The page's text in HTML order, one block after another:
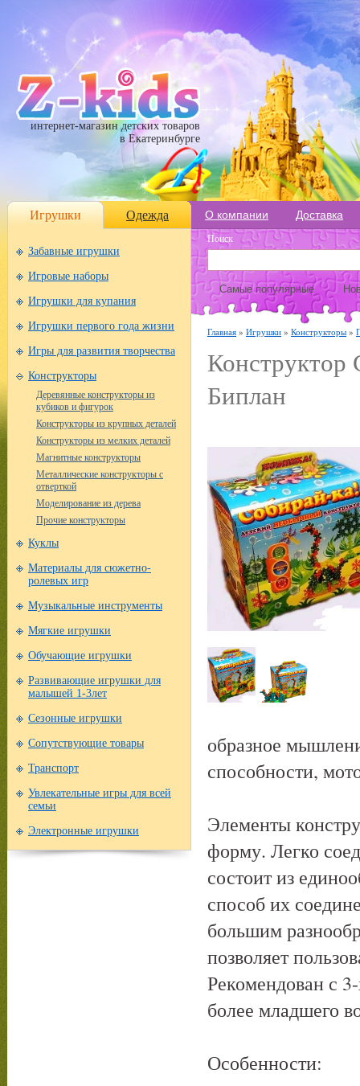
интернет-магазин детских товаров
в Екатеринбурге
Игрушки Одежда О компании Доставка
Забавные игрушки
Игровые наборы
Игрушки для купания
Игрушки первого года жизни
Игры для развития творчества
Конструкторы
Деревянные конструкторы из
кубиков и фигурок
Конструкторы из крупных деталей
Конструкторы из мелких деталей
Магнитные конструкторы
Металлические конструкторы с
отверткой
Моделирование из дерева
Прочие конструкторы
Куклы
Материалы для сюжетно-
ролевых игр
Музыкальные инструменты
Мягкие игрушки
Обучающие игрушки
Развивающие игрушки для
малышей 1-3лет
Сезонные игрушки
Сопутствующие товары
Транспорт
Увлекательные игры для всей
семьи
Электронные игрушки
Поиск
Самые популярные
Главная » Игрушки » Конструкторы »
Конструктор
Биплан
образное
способности,
Элементы
форму. Легко
состоит из
способ их
большим
позволяет
Рекомендован с
более младшего
Особенности: